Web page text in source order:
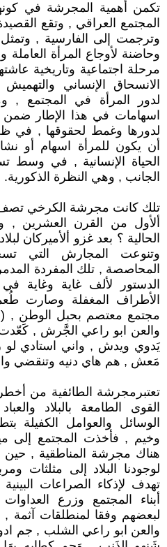
تكمن أهمية المجرشة في
المجتمع العراقي , وتقع
وترجمت إلى الفارسية ,
وحاضنة لأوجاع المرأة العاملة
مرحلة اجتماعية وتاريخية
الانسحاق الإنساني
لدور المرأة في المجتمع ,
اسهامات في هذا الإطار
لدورها وغمط لحقوقها , في
أن يكون للمرأة اسهام أو
الحياة الإنسانية , في وسط
الجانب , وهي النظرة الذكورية.
تلك كانت مجرشة الكرخي
ألأول من القرن العشرين ,
الحالية ؟ بعد غزو ألأميركان
وتنوعت المجارش التي
المحاصصة , تلك المفردة
الدستور لألف غاية وغاية
الأطراف المغفلة وصارت
مجتمع معتصم بحبل الوطن ,
والعن ابو راعي الجَّرش , كَعّدت
يَدوي ويدش , واني استادي
مَعش , هم هاي دنيه وتنقضي
تعتبرمجرشة الطائفية من
القوى الطامعة بالبلاد
الوسائل والعوامل الكفيلة
وخيم , فأخذت المجتمع إلى
هناك مجرشة المناطقية ,
لوجودنا البلاد إلى مثلثات
تهدف لإذكاء الصراعات
أبناء المجتمع وزرع
لبعضهم وفقا لمنطلقات
والعن ابو راعي الشلب , جم